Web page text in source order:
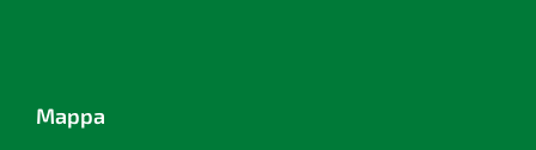
Mappa